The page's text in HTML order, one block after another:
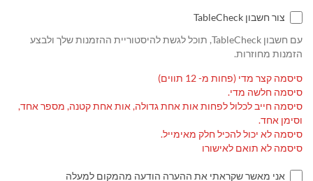
צור חשבון TableCheck
עם חשבון TableCheck, תוכל לגשת להיסטוריית ההזמנות שלך ולבצע
הזמנות מחוזרות.
סיסמה קצר מדי (פחות מ- 12 תווים)
סיסמה חלשה מדי.
סיסמה חייב לכלול לפחות אות אחת גדולה, אות אחת קטנה, מספר אחד,
וסימן אחד.
סיסמה לא יכול להכיל חלק מאימייל.
סיסמה לא תואם לאישורו
אני מאשר שקראתי את ההערה הודעה מהמקום למעלה